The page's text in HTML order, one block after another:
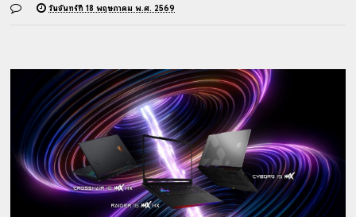
วันจันทร์ที่ 18 พฤษภาคม พ.ศ. 2569